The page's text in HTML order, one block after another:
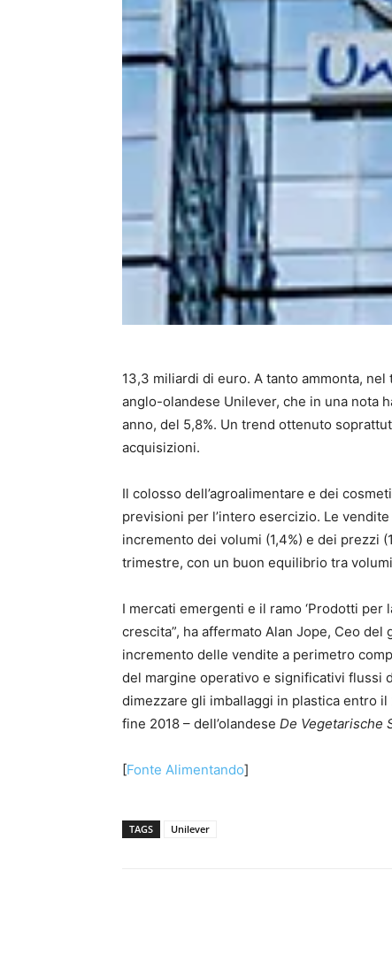
13,3 miliardi di euro. A tanto ammonta,
anglo-olandese Unilever, che in una nota
anno, del 5,8%. Un trend ottenuto
acquisizioni.
Il colosso dell’agroalimentare e dei
previsioni per l’intero esercizio. Le
incremento dei volumi (1,4%) e dei prezzi
trimestre, con un buon equilibrio tra
I mercati emergenti e il ramo ‘Prodotti per
crescita”, ha affermato Alan Jope, Ceo
incremento delle vendite a perimetro
del margine operativo e significativi flussi
dimezzare gli imballaggi in plastica entro
fine 2018 – dell’olandese De Vegetarische
[Fonte Alimentando]
TAGS Unilever